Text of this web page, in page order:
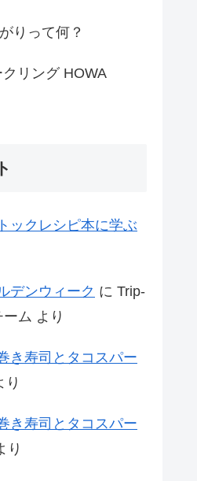
りって何？
クリング HOWA
ックレシピ本に学ぶ
デンウィーク に Trip-
ーム より
き寿司とタコスパー
り
き寿司とタコスパー
り